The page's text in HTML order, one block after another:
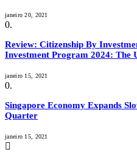
janeiro 20, 2021
Review: Citizenship By
Investment Program 2024: The
janeiro 15, 2021
Singapore Economy Expands
Quarter
janeiro 15, 2021